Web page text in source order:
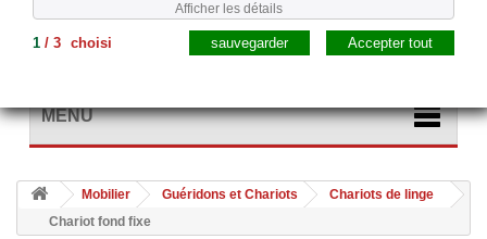
MENU
Mobilier Guéridons et Chariots
Chariots de linge
Chariot fond fixe
Afficher les détails
1 /3 choisi Accepter tout
sauvegarder